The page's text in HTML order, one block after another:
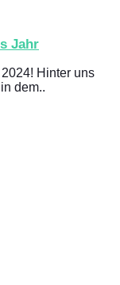
Jahr
Hinter uns
dem..